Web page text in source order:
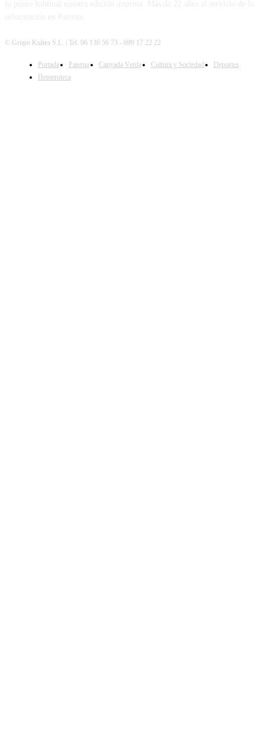
SÍGUENOS
© Grupo Kultea S.L. | Tel. 96 136 56 73 - 699 17 22 22
Portada Paterna Canyada Verda Cultura y Sociedad
Deportes
Hemeroteca